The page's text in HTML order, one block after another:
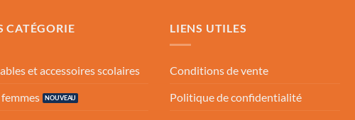
CATÉGORIE
et accessoires scolaires
femmes
LIENS UTILES
Conditions de vente
Politique de confidentialité